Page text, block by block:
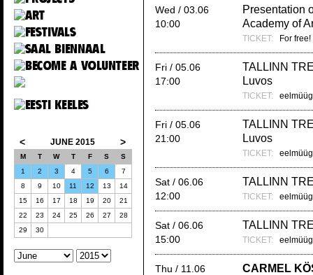
< JUNE 2015 >
M T W T F S
S
1
2 3 4 5 6
7
8
9 10 11 12 13
14
15
16 17 18 19 20
21
22
23 24 25 26 27
28
29
30
Wed / 03.06
10:00
Presentation
Academy of
TICKET: For
Fri / 05.06
17:00
TALLINN
Luvos
TICKET:
Fri / 05.06
21:00
TALLINN
Luvos
TICKET:
Sat / 06.06
12:00
TALLINN
TICKET:
Sat / 06.06
15:00
TALLINN
TICKET:
Thu / 11.06
CARMEL